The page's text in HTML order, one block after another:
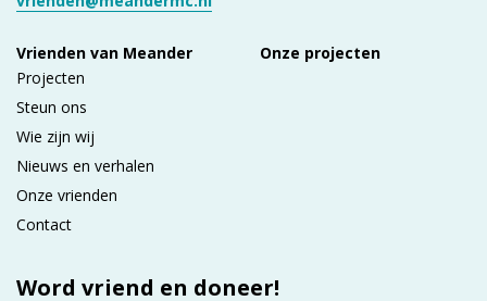
Vrienden van Meander
Projecten
Steun ons
Wie zijn wij
Nieuws en verhalen
Onze vrienden
Contact
Onze projecten
Word vriend en doneer!